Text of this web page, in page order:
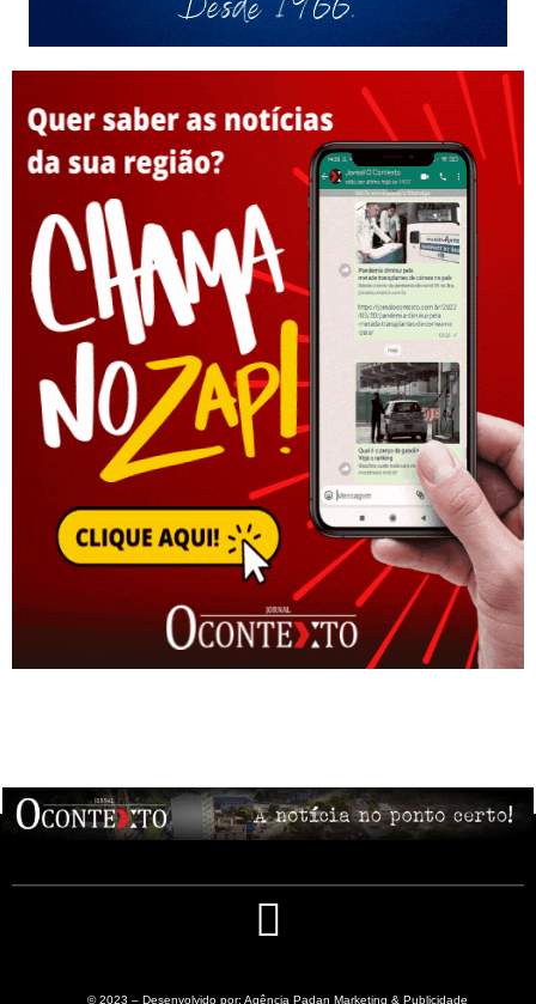
© 2023 – Desenvolvido por: Agência Padan Marketing & Publicidade